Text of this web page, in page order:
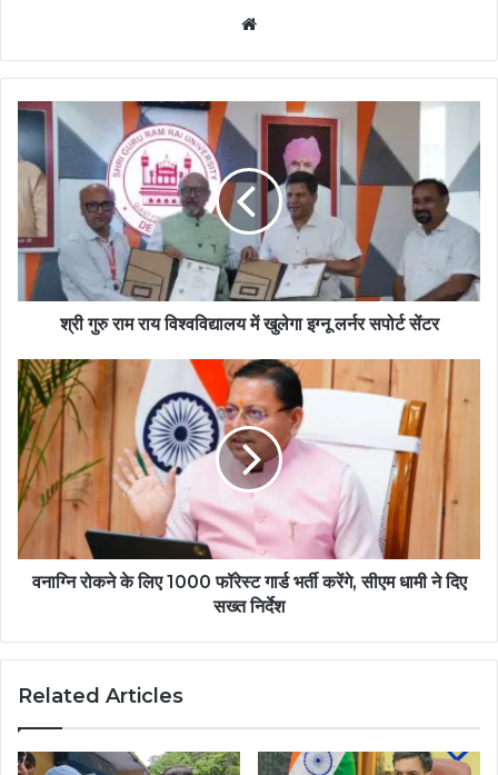
श्री गुरु राम राय विश्वविद्यालय में खुलेगा इग्नू लर्नर सपोर्ट सेंटर
वनाग्नि रोकने के लिए 1000 फॉरेस्ट गार्ड भर्ती करेंगे, सीएम धामी ने दिए
सख्त निर्देश
Related Articles